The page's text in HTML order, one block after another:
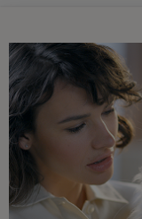
Consejos